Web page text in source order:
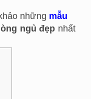
những mẫu
ngủ đẹp nhất